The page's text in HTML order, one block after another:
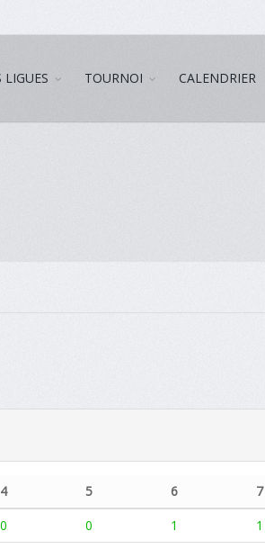
LIGUES TOURNOI CALENDRIER
4 5 6 7
0 0 1 1